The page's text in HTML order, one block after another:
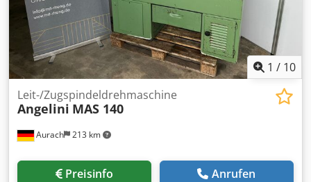
1 / 10
Aurach 213 km
Leit-/Zugspindeldrehmaschine
Angelini MAS 140
Preisinfo Anrufen